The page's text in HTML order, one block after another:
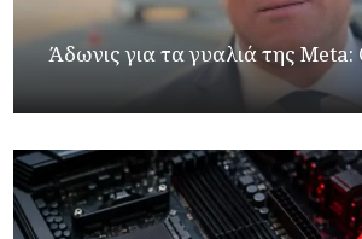
Άδωνις για τα γυαλιά της